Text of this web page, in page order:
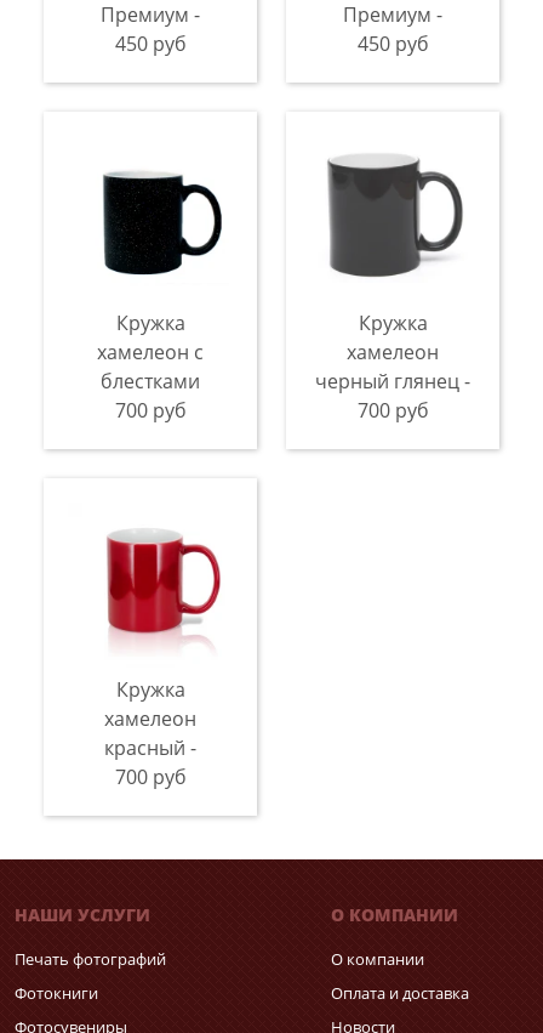
Премиум -
450 руб
Премиум -
450 руб
Кружка
хамелеон с
блестками
700 руб
Кружка
хамелеон
черный глянец -
700 руб
Кружка
хамелеон
красный -
700 руб
НАШИ УСЛУГИ
Печать фотографий
Фотокниги
Фотосувениры
О КОМПАНИИ
О компании
Оплата и доставка
Новости